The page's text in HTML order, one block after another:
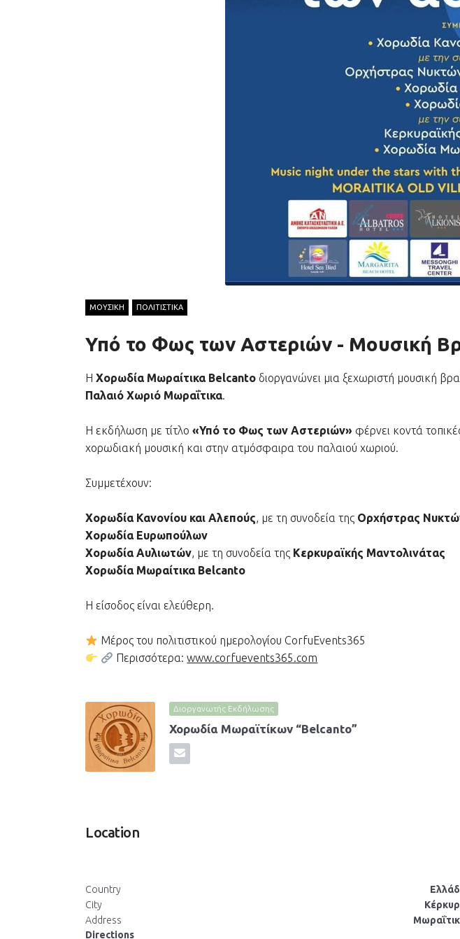
ΜΟΥΣΙΚΗ ΠΟΛΙΤΙΣΤΙΚΑ
Υπό το Φως των Αστεριών - Μουσική
Η Χορωδία Μωραίτικα Belcanto διοργανώνει μια ξεχωριστή μουσική
Παλαιό Χωριό Μωραΐτικα.
Η εκδήλωση με τίτλο «Υπό το Φως των Αστεριών» φέρνει κοντά
χορωδιακή μουσική και στην ατμόσφαιρα του παλαιού χωριού.
Συμμετέχουν:
Χορωδία Κανονίου και Αλεπούς, με τη συνοδεία της Ορχήστρας
Χορωδία Ευρωπούλων
Χορωδία Αυλιωτών, με τη συνοδεία της Κερκυραϊκής Μαντολινάτας
Χορωδία Μωραίτικα Belcanto
Η είσοδος είναι ελεύθερη.
Μέρος του πολιτιστικού ημερολογίου CorfuEvents365
Περισσότερα:www.corfuevents365.com
Διοργανωτής Εκδήλωσης
Χορωδία Μωραϊτίκων “Belcanto”
Location
Country
City
Address
Directions